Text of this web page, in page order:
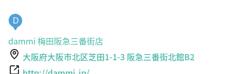
D
dammi 梅田阪急三番街店
大阪府大阪市北区芝田1-1-3 阪急三番街北館B2